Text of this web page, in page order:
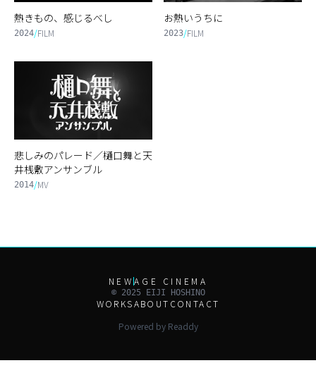
熱きもの、感じるべし
2024/FILM
お熱いうちに
2023/FILM
悲しみのパレード／樋口舞と天
井桟敷アンサンブル
2014/MV
NEWAGE CINEMA
© 2025 EIJI HOSHINO
WORKSABOUT CONTACT
Powered by Readdy